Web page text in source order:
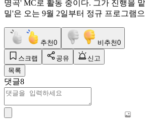
명곡' MC로 활동 중이다. 그가 진행을
밀'은 오는 9월 2일부터 정규 프로그램
추천0 비추천0
스크랩 공유
신고
목록
댓글8